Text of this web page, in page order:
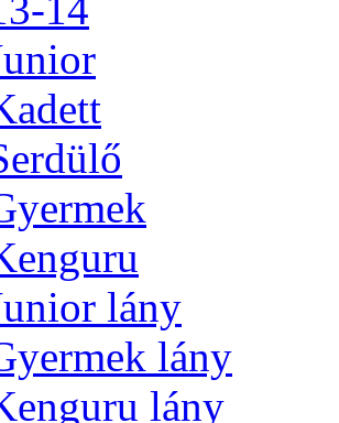
lány
lány
lány